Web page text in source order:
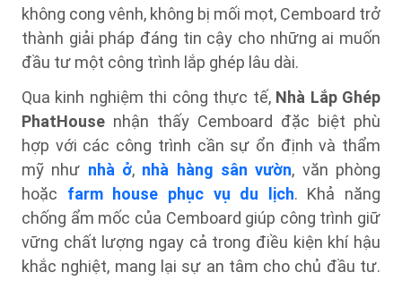
không cong vênh, không bị mối mọt, Cemboard trở
thành giải pháp đáng tin cậy cho những ai muốn
đầu tư một công trình lắp ghép lâu dài.
Qua kinh nghiệm thi công thực tế, Nhà Lắp Ghép
PhatHouse nhận thấy Cemboard đặc biệt phù
hợp với các công trình cần sự ổn định và thẩm
mỹ như nhà ở, nhà hàng sân vườn, văn phòng
hoặc farm house phục vụ du lịch. Khả năng
chống ẩm mốc của Cemboard giúp công trình giữ
vững chất lượng ngay cả trong điều kiện khí hậu
khắc nghiệt, mang lại sự an tâm cho chủ đầu tư.